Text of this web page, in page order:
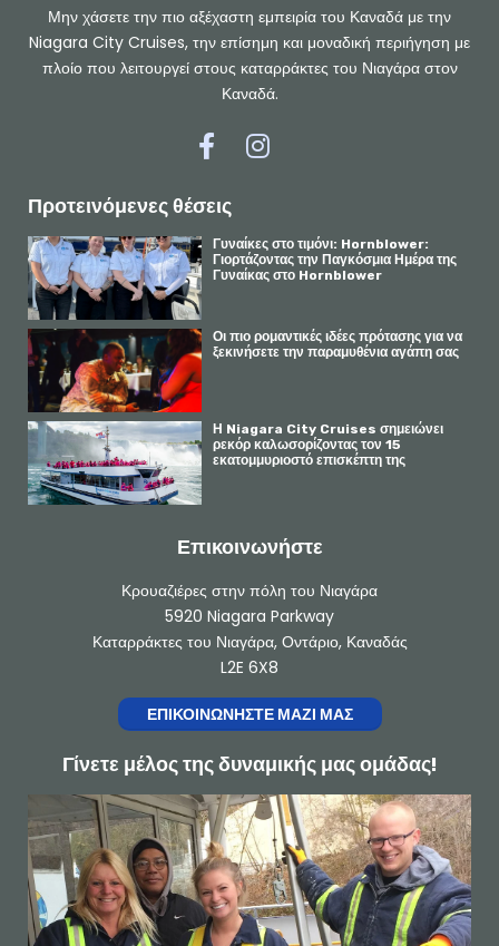
Μην χάσετε την πιο αξέχαστη εμπειρία του Καναδά με την
Niagara City Cruises, την επίσημη και μοναδική περιήγηση με
πλοίο που λειτουργεί στους καταρράκτες του Νιαγάρα στον
Καναδά.
ε
σ
ο
ς
σ
F
a
c
o
k
Σ
ύ
ο
ς
σ
n
s
a
m
Προτεινόμενες θέσεις
Γυναίκες στο τιμόνι: Hornblower:
Γιορτάζοντας την Παγκόσμια Ημέρα της
Γυναίκας στο Hornblower
Οι πιο ρομαντικές ιδέες πρότασης για να
ξεκινήσετε την παραμυθένια αγάπη σας
Η Niagara City Cruises σημειώνει
ρεκόρ καλωσορίζοντας τον 15
εκατομμυριοστό επισκέπτη της
Επικοινωνήστε
Κρουαζιέρες στην πόλη του Νιαγάρα
5920 Niagara Parkway
Καταρράκτες του Νιαγάρα, Οντάριο, Καναδάς
L2E 6X8
ΕΠΙΚΟΙΝΩΝΉΣΤΕ ΜΑΖΊ ΜΑΣ
Γίνετε μέλος της δυναμικής μας ομάδας!